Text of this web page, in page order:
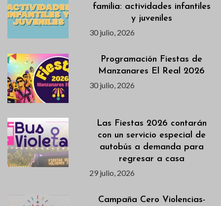
familia: actividades infantiles
y juveniles
30 julio, 2026
Programación Fiestas de
Manzanares El Real 2026
30 julio, 2026
Las Fiestas 2026 contarán
con un servicio especial de
autobús a demanda para
regresar a casa
29 julio, 2026
Campaña Cero Violencias-